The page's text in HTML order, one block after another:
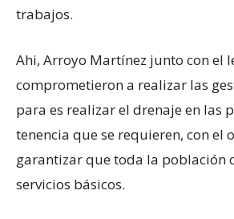
trabajos.
Ahi, Arroyo Martínez junto con el
comprometieron a realizar las
para es realizar el drenaje en las
tenencia que se requieren, con el
garantizar que toda la población
servicios básicos.